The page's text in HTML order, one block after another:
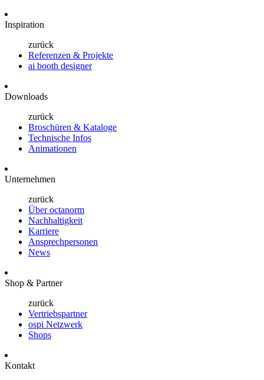
Inspiration
zurück
Referenzen & Projekte
ai booth designer
Downloads
zurück
Broschüren & Kataloge
Technische Infos
Animationen
Unternehmen
zurück
Über octanorm
Nachhaltigkeit
Karriere
Ansprechpersonen
News
Shop & Partner
zurück
Vertriebspartner
ospi Netzwerk
Shops
Kontakt